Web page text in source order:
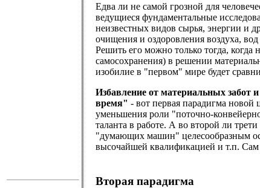
Едва ли не самой грозной для
ведущиеся фундаментальные
неизвестных видов сырья, энергии и
очищения и оздоровления воздуха,
Решить его можно только тогда,
самосохранения) в решении
изобилие в "первом" мире будет
Избавление от материальных забот
время" - вот первая парадигма
уменьшения роли "поточно-
таланта в работе. А во второй ли
"думающих машин" целесообразным
высочайшей квалификацией и т.п. Сам
Вторая парадигма